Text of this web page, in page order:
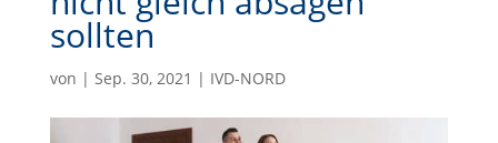
sollten
von | Sep. 30, 2021 | IVD-NORD